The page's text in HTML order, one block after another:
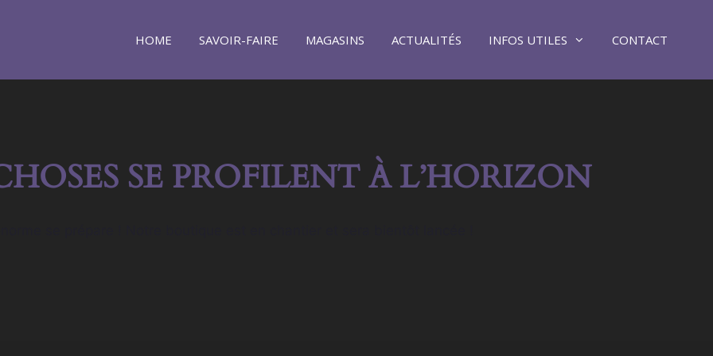
HOME SAVOIR-FAIRE MAGASINS ACTUALITÉS INFOS UTILES CONTACT
SE PROFILENT À L’HORIZON